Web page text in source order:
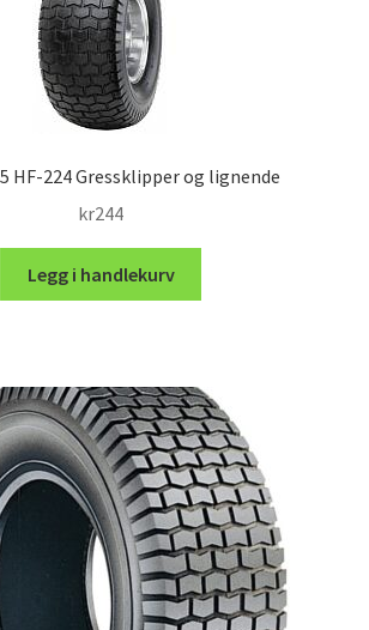
5 HF-224 Gressklipper og lignende
kr244
Legg i handlekurv